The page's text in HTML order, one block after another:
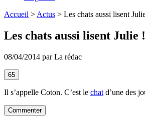
Accueil > Actus > Les chats aussi lisent
Les chats aussi lisent Julie !
08/04/2014 par La rédac
65
Il s’appelle Coton. C’est le chat d’une des
Commenter